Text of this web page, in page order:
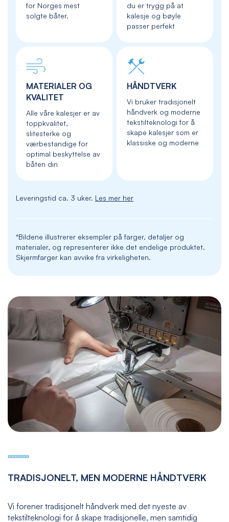
for Norges mest
solgte båter.
du er trygg på at
kalesje og bøyle
passer perfekt
MATERIALER OG
KVALITET
Alle våre kalesjer er av
toppkvalitet,
slitesterke og
værbestandige for
optimal beskyttelse av
båten din
HÅNDTVERK
Vi bruker tradisjonelt
håndverk og moderne
tekstilteknologi for å
skape kalesjer som er
klassiske og moderne
Leveringstid ca. 3 uker. Les mer her
*Bildene illustrerer eksempler på farger, detaljer og
materialer, og representerer ikke det endelige produktet.
Skjermfarger kan avvike fra virkeligheten.
TRADISJONELT, MEN MODERNE HÅNDTVERK
Vi forener tradisjonelt håndverk med det nyeste av
tekstilteknologi for å skape tradisjonelle, men samtidig